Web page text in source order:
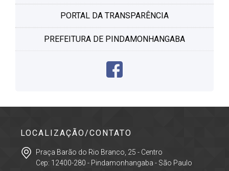
PORTAL DA TRANSPARÊNCIA
PREFEITURA DE PINDAMONHANGABA
LOCALIZAÇÃO/CONTATO
Praça Barão do Rio Branco, 25 - Centro
Cep: 12400-280 - Pindamonhangaba - São Paulo